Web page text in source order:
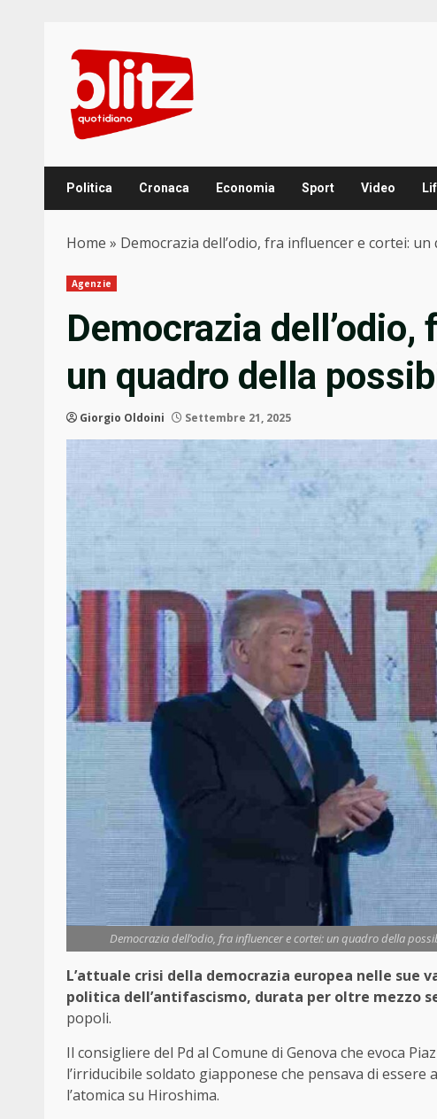
content
Politica Cronaca Economia Sport Video
Home » Democrazia dell’odio, fra influencer e cortei:
Agenzie
Democrazia
un quadro della
Giorgio Oldoini Settembre 21, 2025
Democrazia dell’odio, fra influencer e cortei: un quadro della
L’attuale crisi della democrazia europea nelle sue
politica dell’antifascismo, durata per oltre mezzo
popoli.
Il consigliere del Pd al Comune di Genova che evoca
l’irriducibile soldato giapponese che pensava di
l’atomica su Hiroshima.